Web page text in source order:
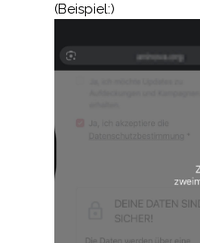
(Beispiel:)